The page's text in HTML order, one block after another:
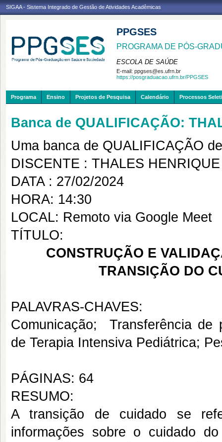
SIGAA - Sistema Integrado de Gestão de Atividades Acadêmicas
PPGSES
PROGRAMA DE PÓS-
ESCOLA DE SAÚDE
E-mail: ppgses@es.ufrn.br
https://posgraduacao.ufrn.br/PPGSES
Programa Ensino Projetos de Pesquisa Calendário Processos
Banca de QUALIFICAÇÃO:
Uma banca de QUALIFICAÇÃO
DISCENTE : THALES
DATA : 27/02/2024
HORA: 14:30
LOCAL: Remoto via Google Meet
TÍTULO:
CONSTRUÇÃO E
TRANSIÇÃO DO
PALAVRAS-CHAVES:
Comunicação; Transferência de
de Terapia Intensiva Pediátrica;
PÁGINAS: 64
RESUMO:
A transição de cuidado se
informações sobre o cuidado